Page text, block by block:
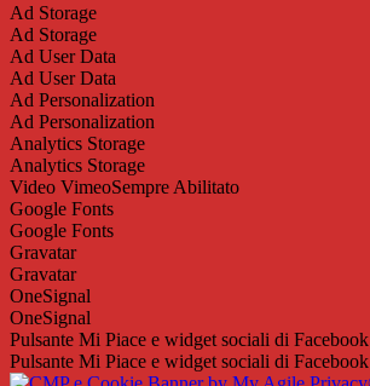
Ad Storage
Ad Storage
Ad User Data
Ad User Data
Ad Personalization
Ad Personalization
Analytics Storage
Analytics Storage
Video VimeoSempre Abilitato
Google Fonts
Google Fonts
Gravatar
Gravatar
OneSignal
OneSignal
Pulsante Mi Piace e widget sociali di Facebook
Pulsante Mi Piace e widget sociali di Facebook